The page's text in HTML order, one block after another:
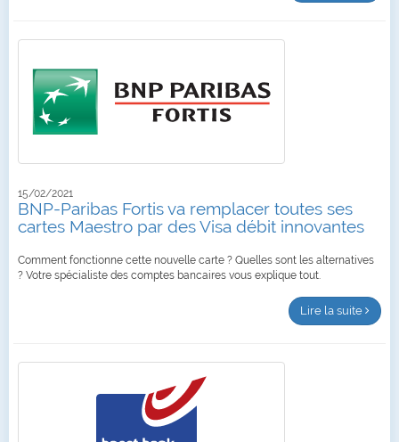
15/02/2021
BNP-Paribas Fortis va remplacer toutes ses
cartes Maestro par des Visa débit innovantes
Comment fonctionne cette nouvelle carte ? Quelles sont les alternatives
? Votre spécialiste des comptes bancaires vous explique tout.
Lire la suite